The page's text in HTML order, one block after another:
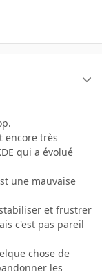
encore très
qui a évolué
une mauvaise
et frustrer
c'est pas pareil
chose de
les